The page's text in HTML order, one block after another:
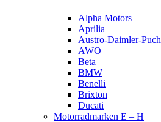
Alpha Motors
Aprilia
Austro-Daimler-Puch
AWO
Beta
BMW
Benelli
Brixton
Ducati
Motorradmarken E – H